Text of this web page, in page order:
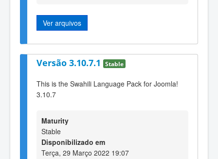
Ver arquivos
Versão 3.10.7.1 Stable
This is the Swahili Language Pack for Joomla!
3.10.7
Maturity
Stable
Disponibilizado em
Terça, 29 Março 2022 19:07